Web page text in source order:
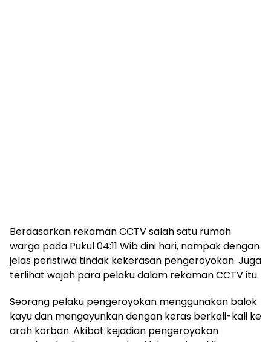
Berdasarkan rekaman CCTV salah satu rumah
warga pada Pukul 04:11 Wib dini hari, nampak dengan
jelas peristiwa tindak kekerasan pengeroyokan. Juga
terlihat wajah para pelaku dalam rekaman CCTV itu.
Seorang pelaku pengeroyokan menggunakan balok
kayu dan mengayunkan dengan keras berkali-kali ke
arah korban. Akibat kejadian pengeroyokan